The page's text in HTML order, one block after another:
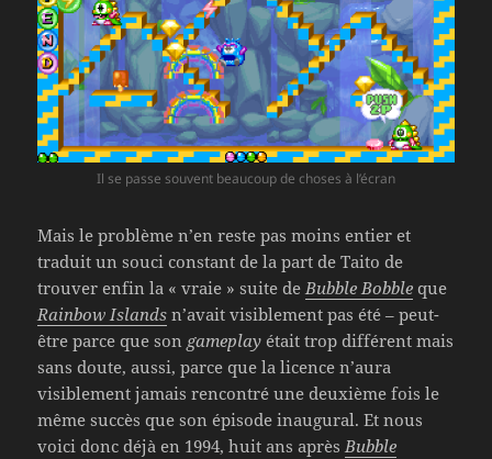
Il se passe souvent beaucoup de choses à l’écran
Mais le problème n’en reste pas moins entier et
traduit un souci constant de la part de Taito de
trouver enfin la « vraie » suite de Bubble Bobble que
Rainbow Islands n’avait visiblement pas été – peut-
être parce que son gameplay était trop différent mais
sans doute, aussi, parce que la licence n’aura
visiblement jamais rencontré une deuxième fois le
même succès que son épisode inaugural. Et nous
voici donc déjà en 1994, huit ans après Bubble